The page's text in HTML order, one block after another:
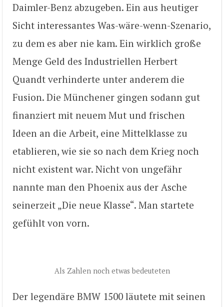
Daimler-Benz abzugeben. Ein aus heutiger
Sicht interessantes Was-wäre-wenn-Szenario,
zu dem es aber nie kam. Ein wirklich große
Menge Geld des Industriellen Herbert
Quandt verhinderte unter anderem die
Fusion. Die Münchener gingen sodann gut
finanziert mit neuem Mut und frischen
Ideen an die Arbeit, eine Mittelklasse zu
etablieren, wie sie so nach dem Krieg noch
nicht existent war. Nicht von ungefähr
nannte man den Phoenix aus der Asche
seinerzeit „Die neue Klasse“. Man startete
gefühlt von vorn.
Als Zahlen noch etwas bedeuteten
Der legendäre BMW 1500 läutete mit seinen